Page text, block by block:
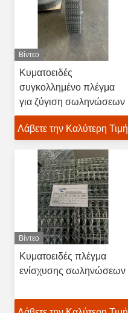
Βίντεο
Κυματοειδές
συγκολλημένο πλέγμα
για ζύγιση σωληνώσεων
Λάβετε την Καλύτερη Τιμή
Βίντεο
Κυματοειδές πλέγμα
ενίσχυσης σωληνώσεων